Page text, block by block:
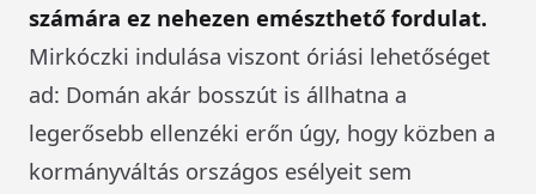
számára ez nehezen emészthető fordulat.
Mirkóczki indulása viszont óriási lehetőséget
ad: Domán akár bosszút is állhatna a
legerősebb ellenzéki erőn úgy, hogy közben a
kormányváltás országos esélyeit sem